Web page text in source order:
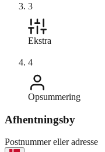
3
Ekstra
4
Opsummering
Afhentningsby
Postnummer eller adresse